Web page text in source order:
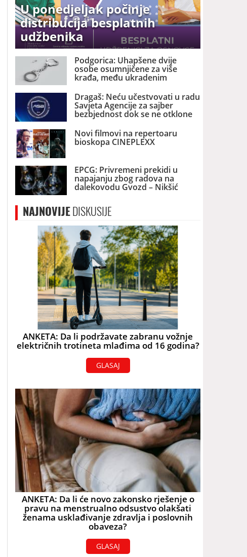
U ponedjeljak počinje
distribucija besplatnih
udžbenika
Podgorica: Uhapšene dvije
osobe osumnjičene za više
krađa, među ukradenim
eura
Dragaš: Neću učestvovati u radu
Savjeta Agencije za sajber
bezbjednost dok se ne otklone
nezakonitosti
Novi filmovi na repertoaru
bioskopa CINEPLEXX
EPCG: Privremeni prekidi u
napajanju zbog radova na
dalekovodu Gvozd – Nikšić
NAJNOVIJEDISKUSIJE
ANKETA: Da li podržavate zabranu vožnje
električnih trotineta mlađima od 16 godina?
GLASAJ
ANKETA: Da li će novo zakonsko rješenje o
pravu na menstrualno odsustvo olakšati
ženama usklađivanje zdravlja i poslovnih
obaveza?
GLASAJ